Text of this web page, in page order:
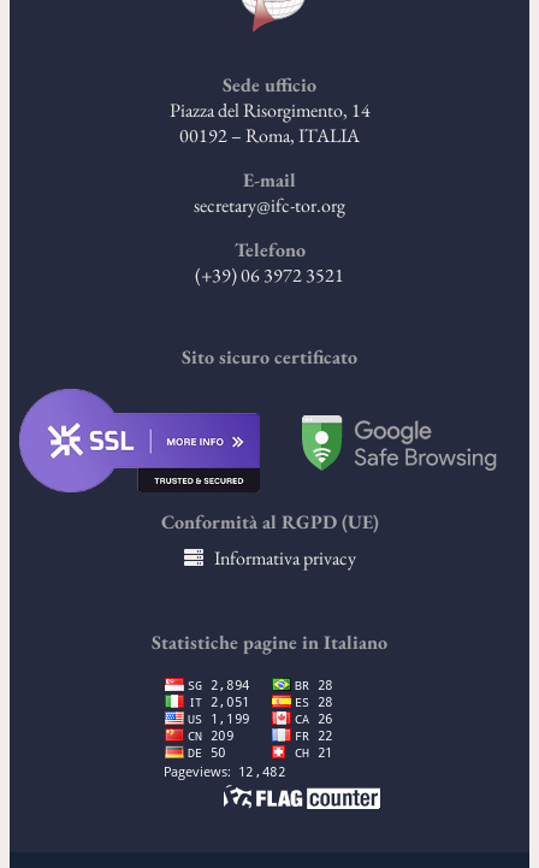
Sede ufficio
Piazza del Risorgimento, 14
00192 – Roma, ITALIA
E-mail
secretary@ifc-tor.org
Telefono
(+39) 06 3972 3521
Sito sicuro certificato
Conformità al RGPD (UE)
Informativa privacy
Statistiche pagine in Italiano